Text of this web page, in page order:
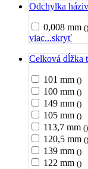
Odchylka
0,008 mm ()
viac...skryť
Celková dĺžka
101 mm ()
100 mm ()
149 mm ()
105 mm ()
113,7 mm ()
120,5 mm ()
139 mm ()
122 mm ()